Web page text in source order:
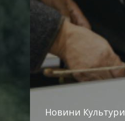
Новини Культури